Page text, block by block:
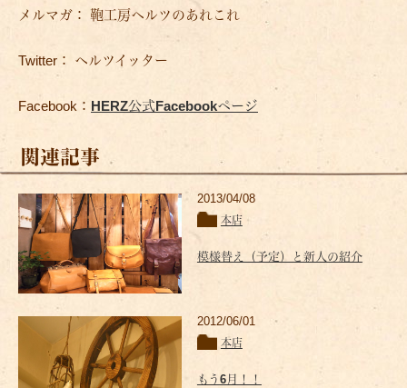
メルマガ： 鞄工房ヘルツのあれこれ
Twitter： ヘルツイッター
Facebook： HERZ公式Facebookページ
関連記事
2013/04/08
本店
模様替え（予定）と新人の紹介
2012/06/01
本店
もう6月！！